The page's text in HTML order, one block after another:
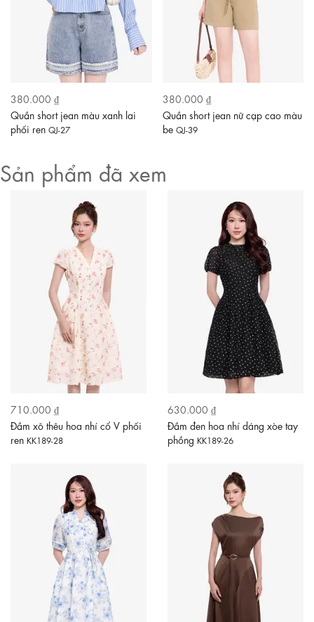
380.000 ₫
Quần short jean màu xanh lai
phối ren QJ-27
380.000 ₫
Quần short jean nữ cạp cao màu
be QJ-39
Sản phẩm đã xem
710.000 ₫
Đầm xô thêu hoa nhí cổ V phối
ren KK189-28
630.000 ₫
Đầm đen hoa nhí dáng xòe tay
phồng KK189-26